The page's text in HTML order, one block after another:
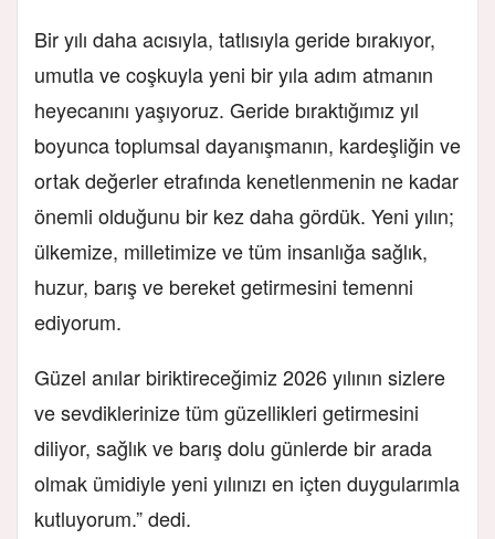
Bir yılı daha acısıyla, tatlısıyla geride bırakıyor,
umutla ve coşkuyla yeni bir yıla adım atmanın
heyecanını yaşıyoruz. Geride bıraktığımız yıl
boyunca toplumsal dayanışmanın, kardeşliğin ve
ortak değerler etrafında kenetlenmenin ne kadar
önemli olduğunu bir kez daha gördük. Yeni yılın;
ülkemize, milletimize ve tüm insanlığa sağlık,
huzur, barış ve bereket getirmesini temenni
ediyorum.
Güzel anılar biriktireceğimiz 2026 yılının sizlere
ve sevdiklerinize tüm güzellikleri getirmesini
diliyor, sağlık ve barış dolu günlerde bir arada
olmak ümidiyle yeni yılınızı en içten duygularımla
kutluyorum.” dedi.